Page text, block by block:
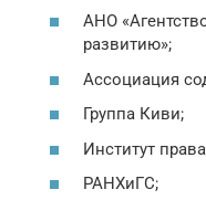
АНО
развитию»;
Ассоциация
Группа Киви;
Институт
РАНХиГС;